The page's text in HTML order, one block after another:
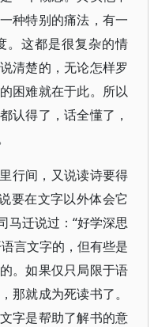
种特别的痛法，有一
。这都是很复杂的情
清楚的，无论怎样罗
困难就在于此。所以
认得了，话全懂了，
行间，又说读诗要得
要在文字以外体会它
马迁说过：“好学深思
言文字的，但有些是
。如果仅只局限于语
那就成为死读书了。
字是帮助了解书的意